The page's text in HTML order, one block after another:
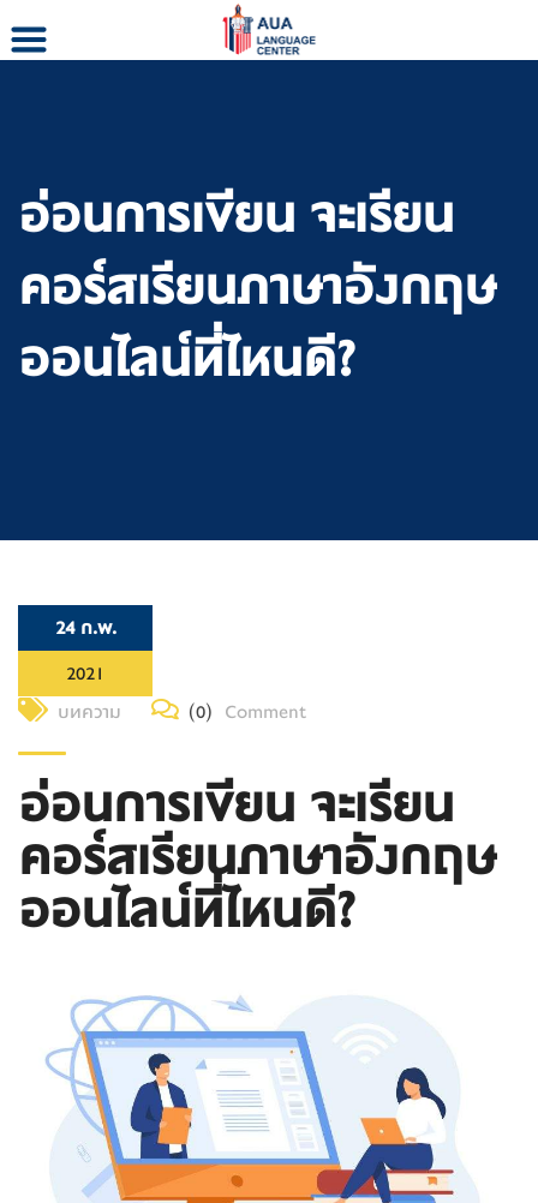
อ่อนการเขียน จะเรียน
คอร์สเรียนภาษาอังกฤษ
ออนไลน์ที่ไหนดี?
24 ก.พ.
2021
บทความ
(0) Comment
อ่อนการเขียน จะเรียน
คอร์สเรียนภาษาอังกฤษ
ออนไลน์ที่ไหนดี?